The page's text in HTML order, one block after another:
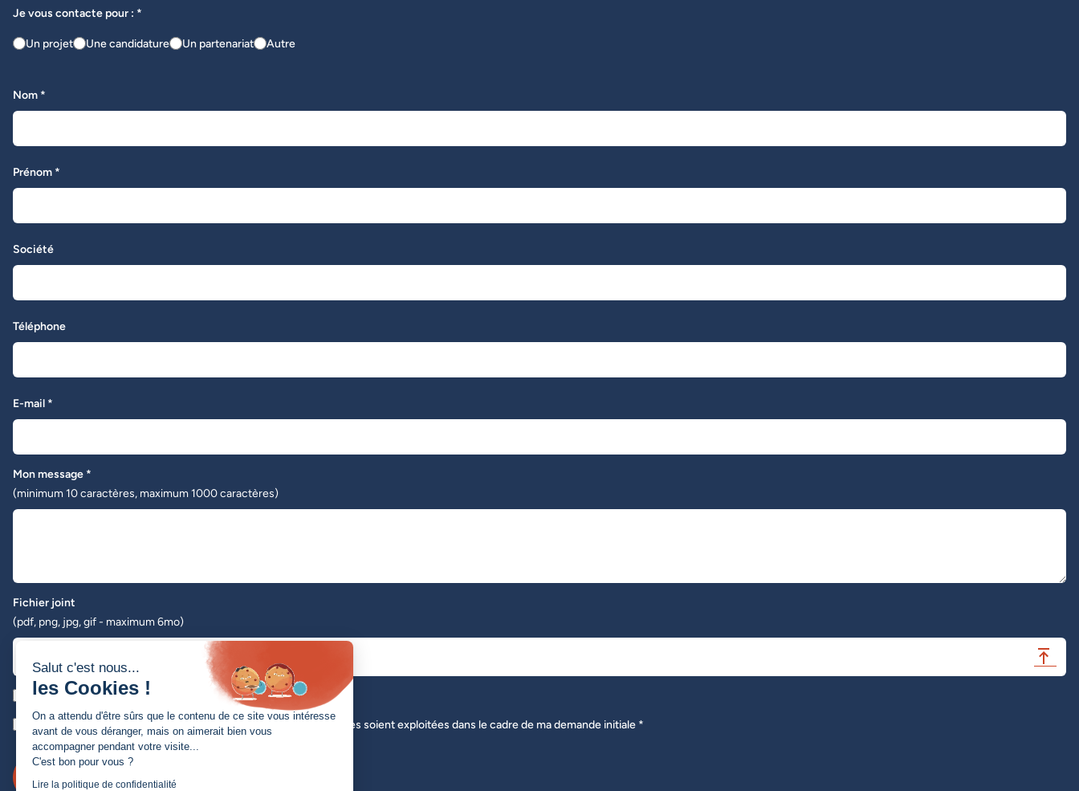
Salut c'est nous...
les Cookies !
On a attendu d'être sûrs que le contenu de ce site vous intéresse
avant de vous déranger, mais on aimerait bien vous
accompagner pendant votre visite...
C'est bon pour vous ?
Lire la politique de confidentialité
Je vous contacte pour : *
Un projet Une candidature Un partenariat Autre
Nom *
Prénom *
Société
Téléphone
E-mail *
Mon message *
(minimum 10 caractères, maximum 1000 caractères)
Fichier joint
(pdf, png, jpg, gif - maximum 6mo)
J'accepte de recevoir la newsletter de Novius chaque mois
En soumettant ce formulaire, j'accepte que les informations saisies soient exploitées dans le cadre de ma demande initiale *
Envoyer